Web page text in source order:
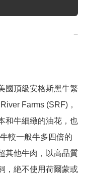
−
國頂級安格斯黑牛繁
Farms (SRF)，
和牛細緻的油花，也
較一般牛多四倍的
其他牛肉，以高品質
，絶不使用荷爾蒙或